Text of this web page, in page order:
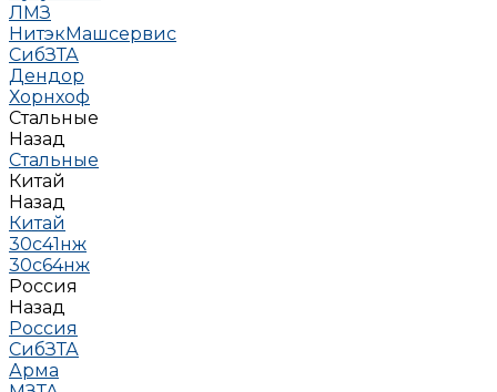
ЛМЗ
НитэкМашсервис
СибЗТА
Дендор
Хорнхоф
Стальные
Назад
Стальные
Китай
Назад
Китай
30с41нж
30с64нж
Россия
Назад
Россия
СибЗТА
Арма